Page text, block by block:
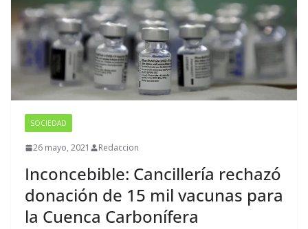
SOCIEDAD
26 mayo, 2021 Redaccion
Inconcebible: Cancillería rechazó
donación de 15 mil vacunas para
la Cuenca Carbonífera